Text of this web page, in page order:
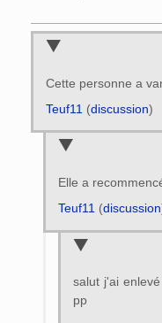
Cette personne a
Teuf11 (discussion)
Elle a
Teuf11 (discussion
salut j'ai
pp